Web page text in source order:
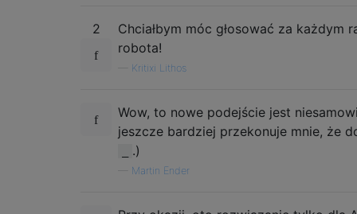
2
Chciałbym móc głosować za każdym
robota!
Kritixi Lithos
Wow, to nowe podejście jest
jeszcze bardziej przekonuje mnie, że
.)
Martin Ender